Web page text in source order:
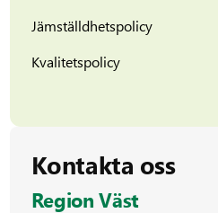
Jämställdhetspolicy
Kvalitetspolicy
Kontakta oss
Region Väst